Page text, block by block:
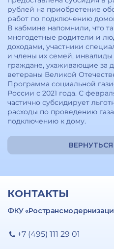
рублей на приобретение
работ по подключению
В кабмине напомнили, что
многодетные родители и
доходами, участники
и члены их семей, инвалиды
граждане, ухаживающие за
ветераны Великой
Программа социальной
России с 2021 года. С
частично субсидирует
расходы по проведению
подключению к дому.
КОНТАКТЫ
ФКУ
+7 (495) 111 29 01